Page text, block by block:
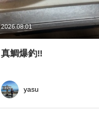
2026.08.01
真鯛爆釣‼
yasu